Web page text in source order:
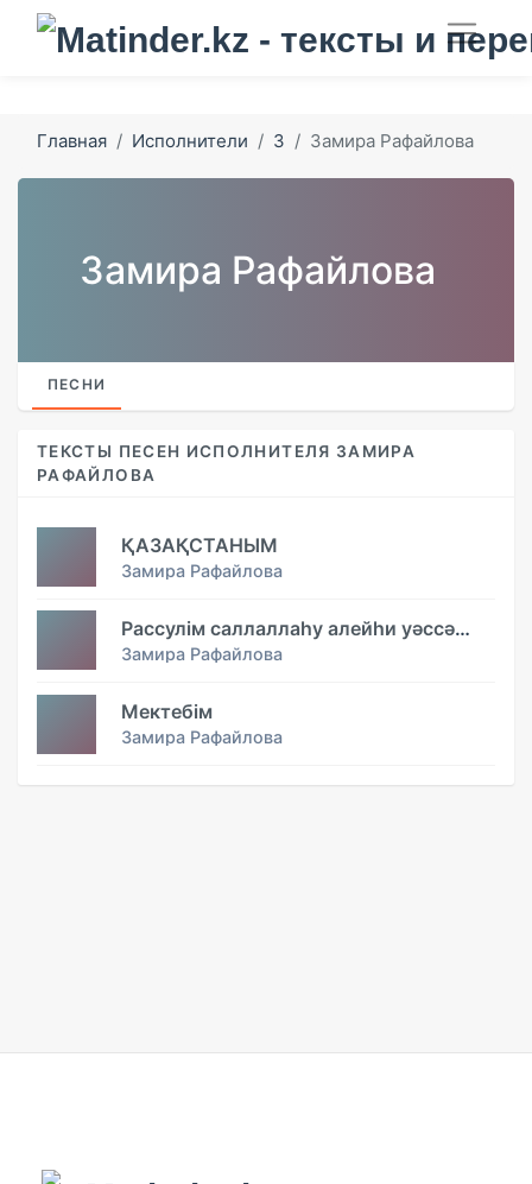
Главная Исполнители З Замира Рафайлова
Замира Рафайлова
ПЕСНИ
ТЕКСТЫ ПЕСЕН ИСПОЛНИТЕЛЯ ЗАМИРА
РАФАЙЛОВА
ҚАЗАҚСТАНЫМ
Замира Рафайлова
Рассулім саллаллаһу алейһи уәссәләм
Замира Рафайлова
Мектебім
Замира Рафайлова